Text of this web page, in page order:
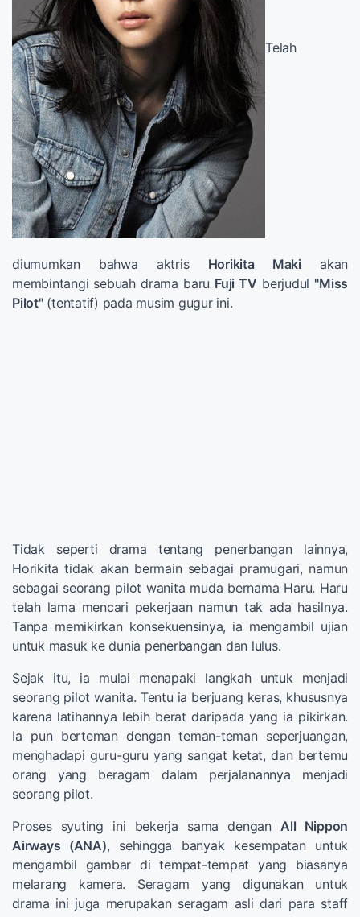
Telah
diumumkan bahwa aktris Horikita Maki akan
membintangi sebuah drama baru Fuji TV berjudul "Miss
Pilot"(tentatif) pada musim gugur ini.
Tidak seperti drama tentang penerbangan lainnya,
Horikita tidak akan bermain sebagai pramugari, namun
sebagai seorang pilot wanita muda bernama Haru. Haru
telah lama mencari pekerjaan namun tak ada hasilnya.
Tanpa memikirkan konsekuensinya, ia mengambil ujian
untuk masuk ke dunia penerbangan dan lulus.
Sejak itu, ia mulai menapaki langkah untuk menjadi
seorang pilot wanita. Tentu ia berjuang keras, khususnya
karena latihannya lebih berat daripada yang ia pikirkan.
Ia pun berteman dengan teman-teman seperjuangan,
menghadapi guru-guru yang sangat ketat, dan bertemu
orang yang beragam dalam perjalanannya menjadi
seorang pilot.
Proses syuting ini bekerja sama denganAll Nippon
Airways (ANA), sehingga banyak kesempatan untuk
mengambil gambar di tempat-tempat yang biasanya
melarang kamera. Seragam yang digunakan untuk
drama ini juga merupakan seragam asli dari para staff